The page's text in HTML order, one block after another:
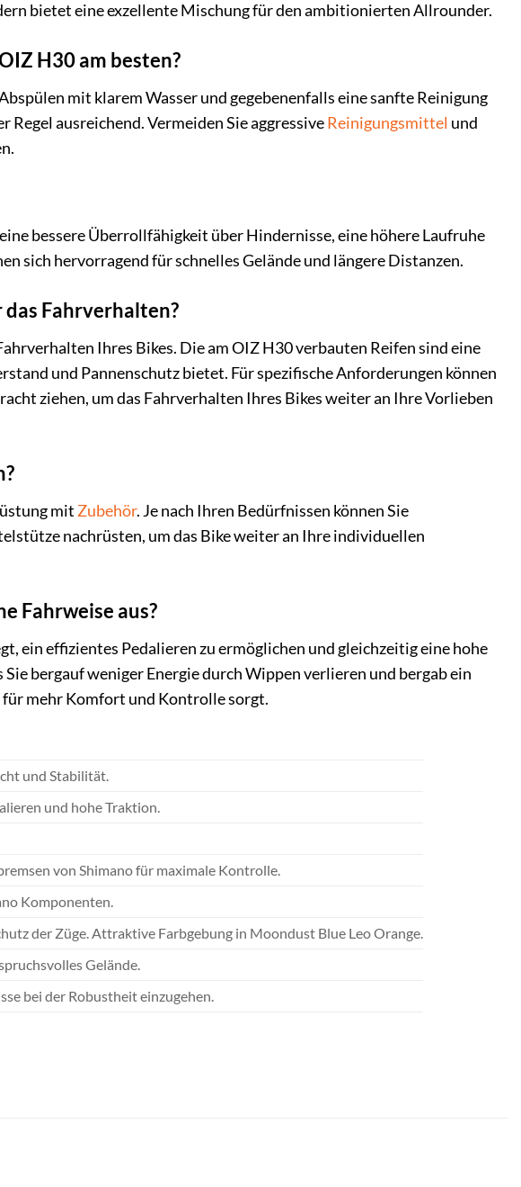
bietet eine exzellente Mischung für den ambitionierten Allrounder.
H30 am besten?
mit klarem Wasser und gegebenenfalls eine sanfte Reinigung
ausreichend. Vermeiden Sie aggressiveReinigungsmittel und
bessere Überrollfähigkeit über Hindernisse, eine höhere Laufruhe
sich hervorragend für schnelles Gelände und längere Distanzen.
Fahrverhalten?
Ihres Bikes. Die am OIZ H30 verbauten Reifen sind eine
und Pannenschutz bietet. Für spezifische Anforderungen können
ziehen, um das Fahrverhalten Ihres Bikes weiter an Ihre Vorlieben
mit Zubehör. Je nach Ihren Bedürfnissen können Sie
nachrüsten, um das Bike weiter an Ihre individuellen
Fahrweise aus?
ein effizientes Pedalieren zu ermöglichen und gleichzeitig eine hohe
bergauf weniger Energie durch Wippen verlieren und bergab ein
für mehr Komfort und Kontrolle sorgt.
und Stabilität.
und hohe Traktion.
von Shimano für maximale Kontrolle.
Komponenten.
der Züge. Attraktive Farbgebung in Moondust Blue Leo Orange.
Gelände.
bei der Robustheit einzugehen.